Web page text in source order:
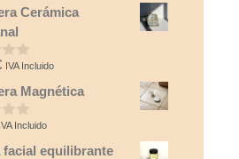
Cerámica
IVA Incluido
Magnética
IVA Incluido
facial equilibrante